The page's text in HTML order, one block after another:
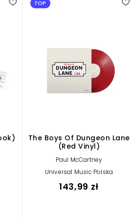
TOP
The Boys Of Dungeon Lane
(Red Vinyl)
Paul McCartney
Universal Music Polska
143,99 zł